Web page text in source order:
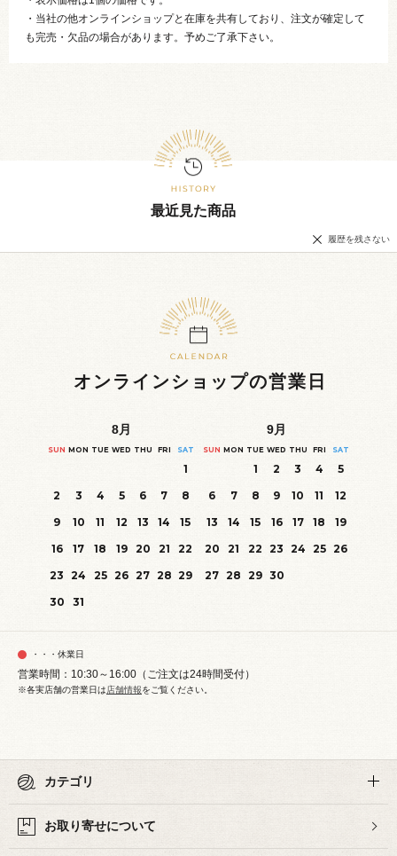
・当社の他オンラインショップと在庫を共有しており、注文が確定して
も完売・欠品の場合があります。予めご了承下さい。
最近見た商品
履歴を残さない
オンラインショップの営業日
8月
SUN MON TUE WED THU FRI SAT
1
2
3 4 5 6 7
8
9
10 11 12 13 14
15
16
17 18 19 20 21
22
23 24 25 26 27 28 29
30
31
9月
SUN MON TUE WED THU FRI SAT
1 2 3 4
5
6
7 8 9 10 11
12
13
14 15 16 17 18
19
20
21 22 23 24 25 26
27 28 29 30
・・・休業日
営業時間：10:30～16:00（ご注文は24時間受付）
※各実店舗の営業日は店舗情報をご覧ください。
カテゴリ
お取り寄せについて